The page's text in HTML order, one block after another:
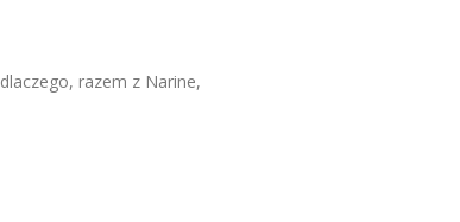
razem z Narine,